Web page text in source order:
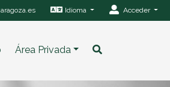
Idioma Acceder
Área Privada